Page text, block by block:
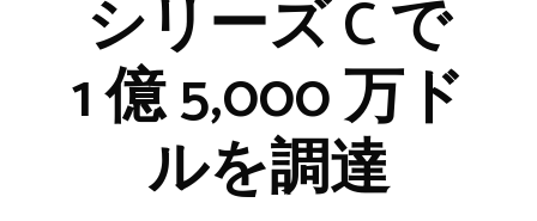
シリーズ C で
1 億 5,000 万ド
ルを調達